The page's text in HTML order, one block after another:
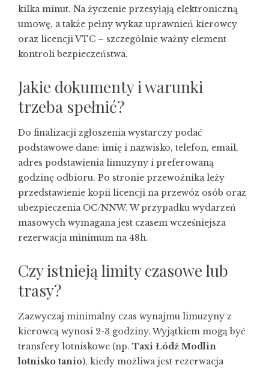
kilka minut. Na życzenie przesyłają elektroniczną
umowę, a także pełny wykaz uprawnień kierowcy
oraz licencji VTC – szczególnie ważny element
kontroli bezpieczeństwa.
Jakie dokumenty i warunki
trzeba spełnić?
Do finalizacji zgłoszenia wystarczy podać
podstawowe dane: imię i nazwisko, telefon, email,
adres podstawienia limuzyny i preferowaną
godzinę odbioru. Po stronie przewoźnika leży
przedstawienie kopii licencji na przewóz osób oraz
ubezpieczenia OC/NNW. W przypadku wydarzeń
masowych wymagana jest czasem wcześniejsza
rezerwacja minimum na 48h.
Czy istnieją limity czasowe lub
trasy?
Zazwyczaj minimalny czas wynajmu limuzyny z
kierowcą wynosi 2-3 godziny. Wyjątkiem mogą być
transfery lotniskowe (np. Taxi Łódź Modlin
lotnisko tanio), kiedy możliwa jest rezerwacja